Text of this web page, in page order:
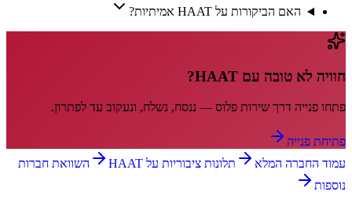
האם הביקורות על HAAT אמיתיות?
חוויה לא טובה עם HAAT
?
פתחו פנייה דרך שירות פלוס — ננסח, נשלח, ונעקוב עד לפתרון.
פתיחת פנייה
עמוד החברה המלא
תלונות ציבוריות על HAAT
השוואת חברות
נוספות